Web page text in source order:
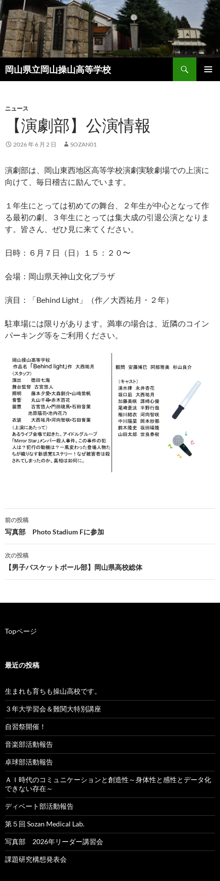
コ
ン
テ
ン
ツ
へ
ス
プ
岡山県立岡山操山高等学校
検
索
ニュース
【演劇部】公演情報
2026 年 6 月 2 日 SOZAN01
演劇部は、岡山東西地区高等学校演劇実験劇場での上演に
向けて、毎日稽古に励んでいます。
１年生にとっては初めての舞台、２年生が中心となって作
る最初の劇、３年生にとっては集大成の引退公演となりま
す。皆さん、ぜひ見に来てください。
日時：６月７日（日）１５：２０〜
会場：岡山県天神山文化プラザ
演目：「Behind Light」（作／大西祐月・２年）
駐車場には限りがあります。満車の場合は、近隣のコイン
パーキング等をご利用ください。
投
稿
ナ
ゲ
シ
ン
前の投稿
写真部 Photo Stadium Fに参加
次の投稿
【男子バスケットボール部】岡山県高校総体
Topページ
最近の投稿
生まれも育ちも操山高校です。
３年大学習会＆難関大特別講座
自習祭開催！
音楽部活動報告
卓球部活動報告
ＡＩ時代のコミュニケーションと創造性～身体性と感性とデータ化
できない存在～
ディベート部活動報告
第５回 Sozan Medical Lab.
写真部 2026年リーダー講習会
課題研究構想発表会